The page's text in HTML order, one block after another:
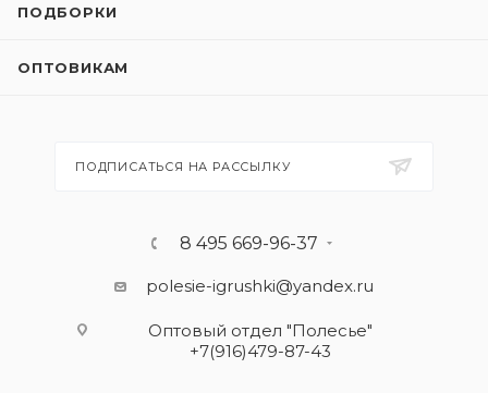
ПОДБОРКИ
ОПТОВИКАМ
ПОДПИСАТЬСЯ НА РАССЫЛКУ
8 495 669-96-37
polesie-igrushki@yandex.ru
Оптовый отдел "Полесье"
+7(916)479-87-43